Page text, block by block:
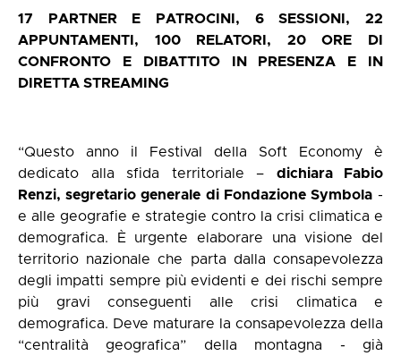
17 PARTNER E PATROCINI, 6 SESSIONI, 22
APPUNTAMENTI, 100 RELATORI, 20 ORE DI
CONFRONTO E DIBATTITO IN PRESENZA E IN
DIRETTA STREAMING
“Questo anno il Festival della Soft Economy è
dedicato alla sfida territoriale – dichiara Fabio
Renzi, segretario generale di Fondazione Symbola-
e alle geografie e strategie contro la crisi climatica e
demografica. È urgente elaborare una visione del
territorio nazionale che parta dalla consapevolezza
degli impatti sempre più evidenti e dei rischi sempre
più gravi conseguenti alle crisi climatica e
demografica. Deve maturare la consapevolezza della
“centralità geografica” della montagna - già